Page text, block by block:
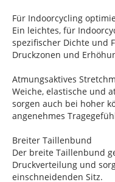
Für Indoorcycling
Ein leichtes, für
spezifischer Dichte und
Druckzonen und
Atmungsaktives
Weiche, elastische und
sorgen auch bei hoher
angenehmes
Breiter Taillenbund
Der breite Taillenbund
Druckverteilung und
einschneidenden Sitz.